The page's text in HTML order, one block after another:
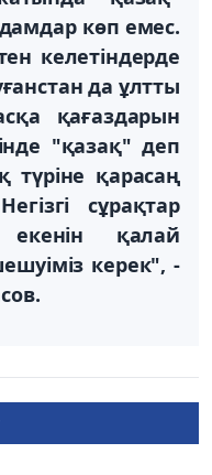
көп емес.
келетіндерде
да ұлтты
қағаздарын
"қазақ" деп
түріне қарасаң
сұрақтар
қалай
керек", -